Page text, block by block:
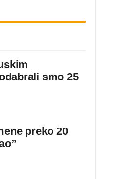
smo 25
preko 20